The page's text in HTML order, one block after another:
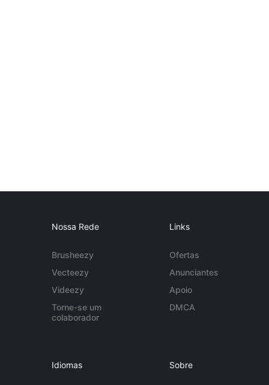
Nossa Rede
Brusheezy
Vecteezy
Videezy
Torne-se um
colaborador
Links
Ofertas
Anunciantes
Apoio
DMCA
Idiomas Sobre